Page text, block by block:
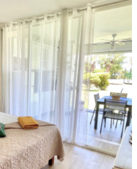
GÉRER
LE
SYNDIC
BUDGET
RECHERCHER